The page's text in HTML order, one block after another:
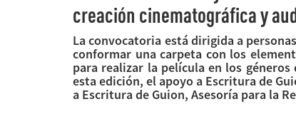
creación cinematográfica y
La convocatoria está dirigida a
conformar una carpeta con los
para realizar la película en los
esta edición, el apoyo a Escritura de
a Escritura de Guion, Asesoría para la